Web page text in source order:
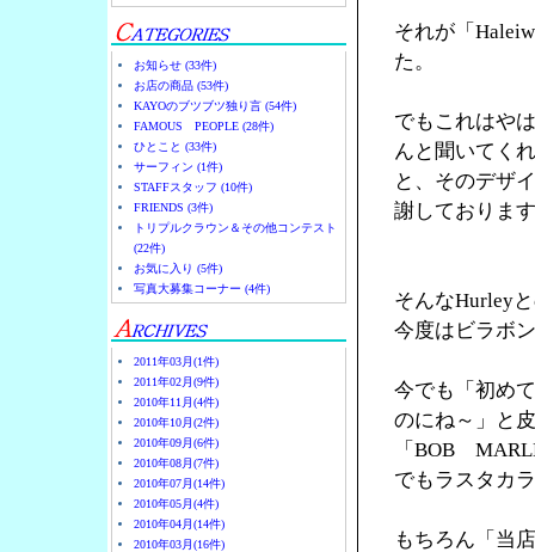
お知らせ (33件)
お店の商品 (53件)
KAYOのブツブツ独り言 (54件)
FAMOUS PEOPLE (28件)
ひとこと (33件)
サーフィン (1件)
STAFFスタッフ (10件)
FRIENDS (3件)
トリプルクラウン＆その他コンテスト
(22件)
お気に入り (5件)
写真大募集コーナー (4件)
2011年03月(1件)
2011年02月(9件)
2010年11月(4件)
2010年10月(2件)
2010年09月(6件)
2010年08月(7件)
2010年07月(14件)
2010年05月(4件)
2010年04月(14件)
2010年03月(16件)
それが「
た。
でもこれはや
んと聞いてく
と、そのデザ
謝しておりま
そんなHurley
今度はビラボ
今でも「初め
のにね～」と
「BOB
でもラスタカ
もちろん「当